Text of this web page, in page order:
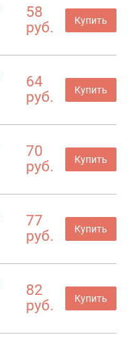
58
руб.
Купить
64
руб.
Купить
70
руб.
Купить
77
руб.
Купить
82
руб.
Купить